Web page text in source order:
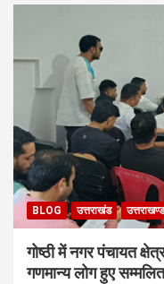
BLOG उत्तराखंड उत्तराखण्ड
गोष्ठी में नगर पंचायत
गणमान्य लोग हुए सम्मलित